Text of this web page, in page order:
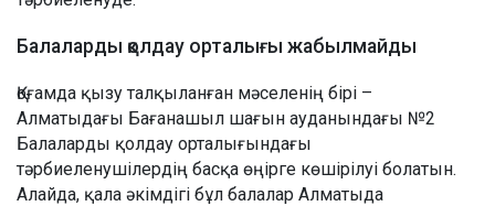
Балаларды қолдау орталығы жабылмайды
Қоғамда қызу талқыланған мәселенің бірі –
Алматыдағы Бағанашыл шағын ауданындағы №2
Балаларды қолдау орталығындағы
тәрбиеленушілердің басқа өңірге көшірілуі болатын.
Алайда, қала әкімдігі бұл балалар Алматыда